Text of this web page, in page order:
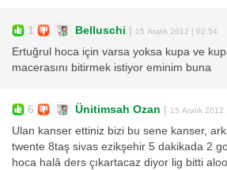
1 Belluschi | 15 Aralık 2012 | 02:54
Ertuğrul hoca için varsa yoksa kupa ve
macerasını bitirmek istiyor eminim buna
6 Ünitimsah Ozan | 15 Aralık 2012
Ulan kanser ettiniz bizi bu sene kanser,
twente 8taş sivas ezikşehir 5 dakikada 2
hoca halâ ders çıkartacaz diyor lig bitti